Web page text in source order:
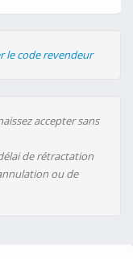
le code revendeur
accepter sans
de rétractation
ou de